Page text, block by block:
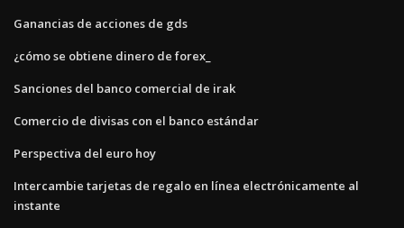
Ganancias de acciones de gds
¿cómo se obtiene dinero de forex_
Sanciones del banco comercial de irak
Comercio de divisas con el banco estándar
Perspectiva del euro hoy
Intercambie tarjetas de regalo en línea electrónicamente al
instante